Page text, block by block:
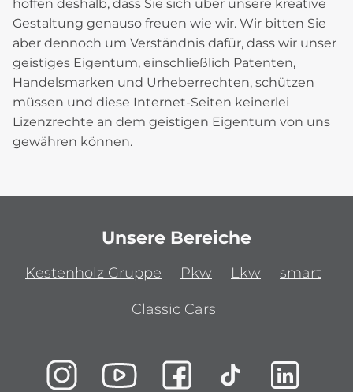
hoffen deshalb, dass Sie sich über unsere kreative
Gestaltung genauso freuen wie wir. Wir bitten Sie
aber dennoch um Verständnis dafür, dass wir unser
geistiges Eigentum, einschließlich Patenten,
Handelsmarken und Urheberrechten, schützen
müssen und diese Internet-Seiten keinerlei
Lizenzrechte an dem geistigen Eigentum von uns
gewähren können.
Unsere Bereiche
Kestenholz Gruppe Pkw Lkw smart
Classic Cars